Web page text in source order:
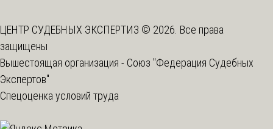
ЦЕНТР СУДЕБНЫХ ЭКСПЕРТИЗ © 2026. Все права
защищены
Вышестоящая организация - Союз "Федерация Судебных
Экспертов"
Спецоценка условий труда